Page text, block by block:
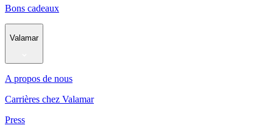
Bons cadeaux
Valamar
A propos de nous
Carrières chez Valamar
Press